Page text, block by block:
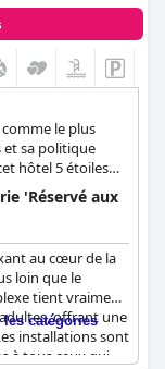
le plus
et sa politique
hôtel 5 étoiles
L'hôtel
que les couples
'Réservé aux
au cœur de la
loin que le
tient vraiment
offrant une
installations sont
à tous ceux qui
catégories